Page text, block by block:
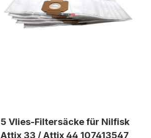
5 Vlies-Filtersäcke für Nilfisk
Attix 33 / Attix 44 107413547